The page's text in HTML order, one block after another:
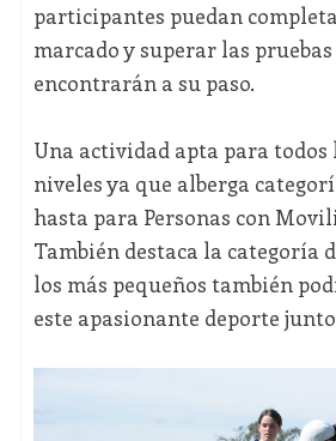
participantes puedan
marcado y superar las pruebas
encontrarán a su paso.
Una actividad apta para todos
niveles ya que alberga
hasta para Personas con
También destaca la categoría
los más pequeños también
este apasionante deporte